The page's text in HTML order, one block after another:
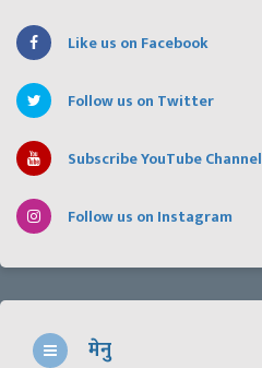
Like us on Facebook
Follow us on Twitter
Subscribe YouTube Channel
Follow us on Instagram
मेनु